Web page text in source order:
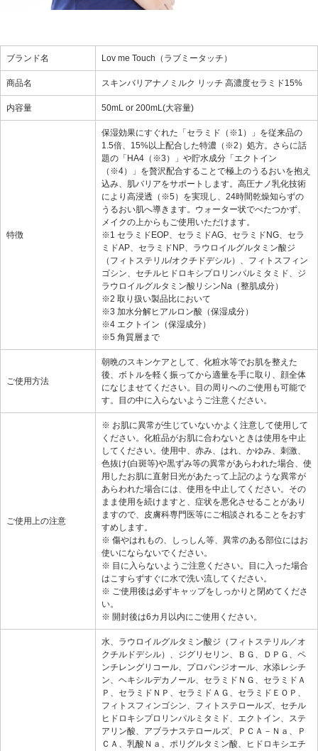
ブランド名 Lov me Touch（ラブミータッチ）
商品名 スキンバリアナノミルク リッチ 高濃度セラミド15%
内容量 50mL or 200mL(大容量)
特徴
保湿効果にすぐれた「セラミド（※1）」を従来品の
1.5倍、15%以上配合した特濃（※2）処方。さらに話
題の「HA4（※3）」や貯水成分「エクトイン
（※4）」を贅沢配合することで極上のうるおいを抱え
込み、肌バリアをサポートします。高圧ナノ乳化技術
により高浸透（※5）を実現し、24時間乾燥知らずの
うるおい肌へ導きます。ウォーター状でべたつかず、
メイクの上からもご使用いただけます。
※1 セラミドEOP、セラミドAG、セラミドNG、セラ
ミドAP、セラミドNP、ラウロイルグルタミン酸ジ
（フィトステリル/オクチドデシル）、フィトスフィン
ゴシン、セチルヒドロキシプロリンパルミタミド、ジ
ラウロイルグルタミン酸リシンNa（整肌成分）
※2 取り扱い製品比において
※3 加水分解ヒアルロン酸（保湿成分）
※4 エクトイン（保湿成分）
※5 角質層まで
ご使用方法
朝晩のスキンケアとして、化粧水等でお肌を整えた
後、ボトルを軽く振ってから適量を手に取り、顔全体
になじませてください。目の周りへのご使用も可能で
す。目の中に入らないようご注意ください。
ご使用上の注意
※ お肌に異常が生じていないかよく注意して使用して
ください。化粧品がお肌に合わないときは使用を中止
してください。使用中、赤み、はれ、かゆみ、刺激、
色抜け(白斑等)や黒ずみ等の異常があらわれた場合、使
用したお肌に直射日光があたって上記のような異常が
あらわれた場合には、使用を中止してください。その
まま使用を続けますと、症状を悪化させることがあり
ますので、皮膚科専門医等にご相談されることをおす
すめします。
※ 傷やはれもの、しっしん等、異常のある部位にはお
使いにならないでください。
※ 目に入らないようご注意ください。目に入った場合
はこすらずすぐに水で洗い流してください。
※ ご使用後は必ずキャップをしっかりと閉めてくださ
い。
※ 開封後は6カ月以内にご使用ください。
水、ラウロイルグルタミン酸ジ（フィトステリル／オ
クチルドデシル）、ジグリセリン、ＢＧ、ＤＰＧ、ペ
ンチレングリコール、プロパンジオール、水添レシチ
ン、ヘキシルデカノール、セラミドＮＧ、セラミドＡ
Ｐ、セラミドＮＰ、セラミドＡＧ、セラミドＥＯＰ、
フィトスフィンゴシン、フィトステロールズ、セチル
ヒドロキシプロリンパルミタミド、エクトイン、ステ
アリン酸、アブラナステロールズ、ＰＣＡ－Ｎａ、Ｐ
ＣＡ、乳酸Ｎａ、ポリグルタミン酸、ヒドロキシエチ